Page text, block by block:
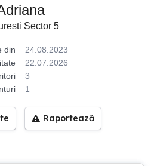
Sector 5
din
24.08.2023
22.07.2026
3
1
Raportează